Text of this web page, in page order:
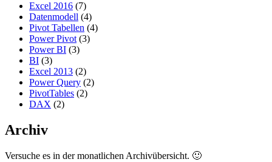
Excel 2016 (7)
Datenmodell (4)
Pivot Tabellen (4)
Power Pivot (3)
Power BI (3)
BI (3)
Excel 2013 (2)
Power Query (2)
PivotTables (2)
DAX (2)
Archiv
Versuche es in der monatlichen Archivübersicht. 🙂